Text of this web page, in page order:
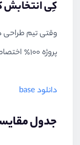
کِی انتخابش
پروژه ۱۰۰٪ اختصاصی باشد.
دانلود base
جدول